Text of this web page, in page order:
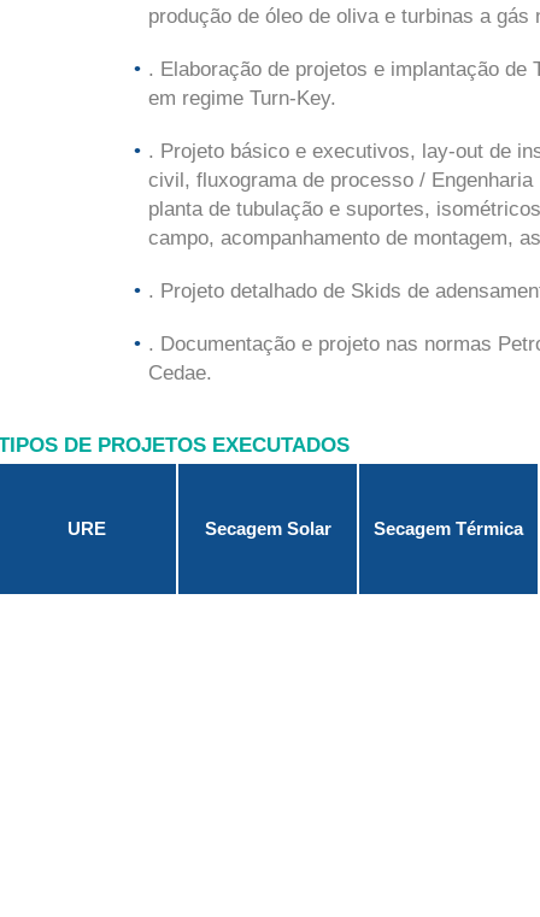
produção de óleo de oliva e turbinas a
. Elaboração de projetos e implantação
em regime Turn-Key.
. Projeto básico e executivos, lay-out de
civil, fluxograma de processo /
planta de tubulação e suportes,
campo, acompanhamento de montagem,
. Projeto detalhado de Skids de
. Documentação e projeto nas normas
Cedae.
DE PROJETOS EXECUTADOS
URE Secagem Solar Secagem Térmica